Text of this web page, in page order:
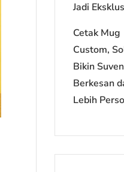
Jadi
Cetak Mug
Custom,
Bikin
Berkesan
Lebih